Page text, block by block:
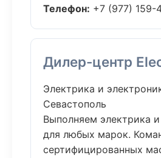
Телефон: +7 (977) 159-
Дилер-центр
Электрика и
Севастополь
Выполняем электрика
для любых марок.
сертифицированных